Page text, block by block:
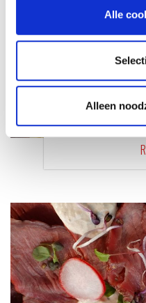
Alle
Alleen